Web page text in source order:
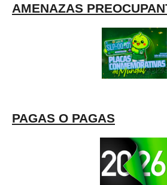
AMENAZAS
PAGAS O PAGAS